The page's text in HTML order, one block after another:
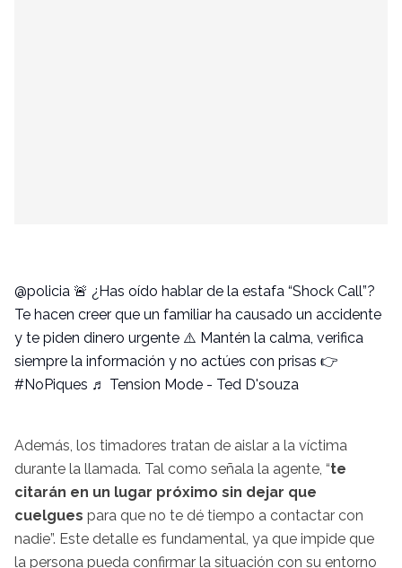
@policia 🚨 ¿Has oído hablar de la estafa “Shock Call”?
Te hacen creer que un familiar ha causado un accidente
y te piden dinero urgente ⚠️ Mantén la calma, verifica
siempre la información y no actúes con prisas 👉
#NoPiques ♬ Tension Mode - Ted D'souza
Además, los timadores tratan de aislar a la víctima
durante la llamada. Tal como señala la agente, “te
citarán en un lugar próximo sin dejar que
cuelgues para que no te dé tiempo a contactar con
nadie”. Este detalle es fundamental, ya que impide que
la persona pueda confirmar la situación con su entorno